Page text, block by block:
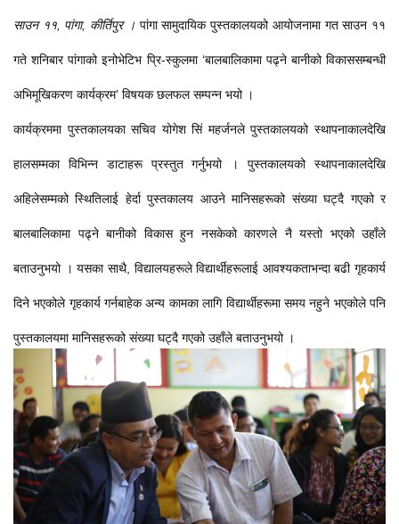
साउन ११, पांगा, कीर्तिपुर । पांगा सामुदायिक पुस्तकालयको आयोजनामा गत साउन ११
गते शनिबार पांगाको इनोभेटिभ प्रि-स्कुलमा ‘बालबालिकामा पढ्ने बानीको विकाससम्बन्धी
अभिमूखिकरण कार्यक्रम’ विषयक छलफल सम्पन्न भयो ।
कार्यक्रममा पुस्तकालयका सचिव योगेश सिं महर्जनले पुस्तकालयको स्थापनाकालदेखि
हालसम्मका विभिन्न डाटाहरू प्रस्तुत गर्नुभयो । पुस्तकालयको स्थापनाकालदेखि
अहिलेसम्मको स्थितिलाई हेर्दा पुस्तकालय आउने मानिसहरूको संख्या घट्दै गएको र
बालबालिकामा पढ्ने बानीको विकास हुन नसकेको कारणले नै यस्तो भएको उहाँले
बताउनुभयो । यसका साथै, विद्यालयहरूले विद्यार्थीहरूलाई आवश्यकताभन्दा बढी गृहकार्य
दिने भएकोले गृहकार्य गर्नबाहेक अन्य कामका लागि विद्यार्थीहरूमा समय नहुने भएकोले पनि
पुस्तकालयमा मानिसहरूको संख्या घट्दै गएको उहाँले बताउनुभयो ।